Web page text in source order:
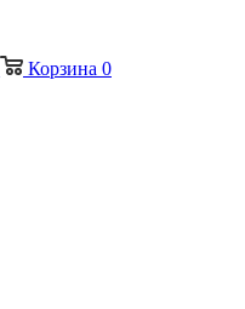
Корзина 0